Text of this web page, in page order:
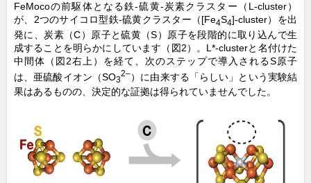
FeMocoの前駆体となる鉄-硫黄-炭素クラスター（L-cluster）
が、2つのサイコロ型鉄-硫黄クラスター（[Fe4S4]-cluster）を出
発に、炭素（C）原子と硫黄（S）原子を段階的に取り込んで生
成することを明らかにしています（図2）。L*-clusterと名付けた
中間体（図2右上）を経て、次のステップで導入されるS原子
は、亜硫酸イオン（SO3
2–）に由来する「らしい」という実験結
果はあるものの、決定的な証拠は得られていませんでした。